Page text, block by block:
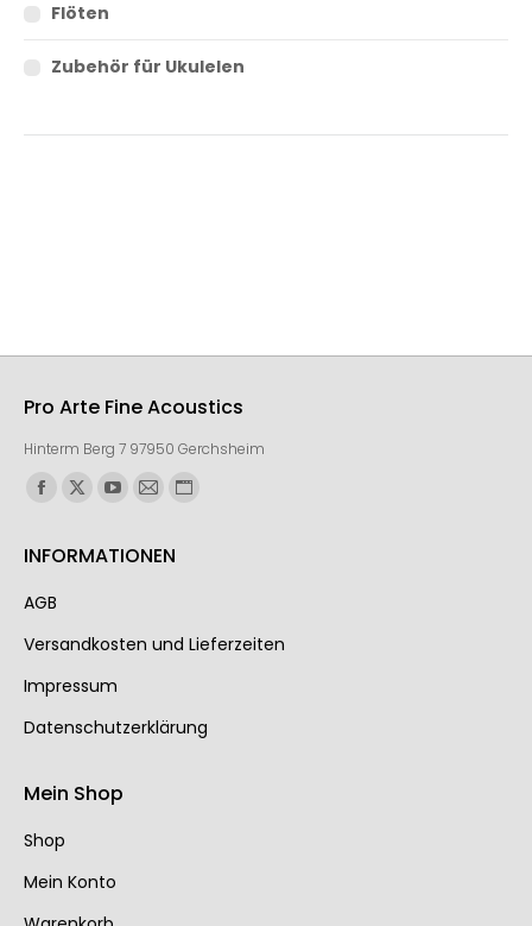
Flöten
Zubehör für Ukulelen
Pro Arte Fine Acoustics
Hinterm Berg 7 97950 Gerchsheim
Finden Sie uns auf:
INFORMATIONEN
AGB
Ver­sand­kos­ten und Lie­fer­zei­ten
Impressum
Datenschutzerklärung
Mein Shop
Shop
Mein Konto